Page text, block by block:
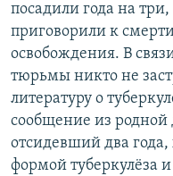
посадили года на
приговорили к
освобождения. В
тюрьмы никто не
литературу о
сообщение из родной
отсидевший два года,
формой туберкулёза